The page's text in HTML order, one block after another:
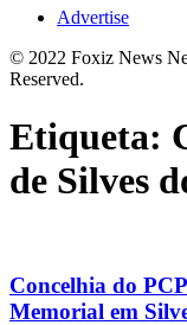
Advertise
© 2022 Foxiz News
Reserved.
Etiqueta:
de Silves
Concelhia do
Memorial em